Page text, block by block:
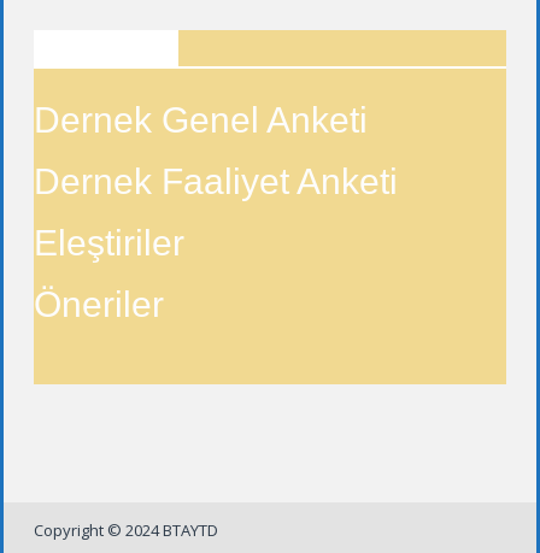
Dernek Genel Anketi
Dernek Faaliyet Anketi
Eleştiriler
Öneriler
Copyright © 2024 BTAYTD